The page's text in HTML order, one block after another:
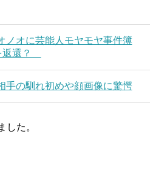
ノオに芸能人モヤモヤ事件簿
返還？
手の馴れ初めや顔画像に驚愕
した。